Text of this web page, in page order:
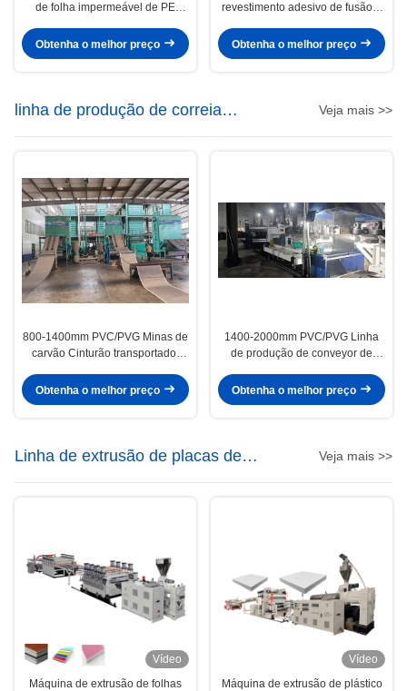
de folha impermeável de PE
parafuso único
Obtenha o melhor preço
revestimento adesivo de fusão a
revestimento de areia
Obtenha o melhor preço
linha de produção de correia
transportadora
Veja mais >>
800-1400mm PVC/PVG Minas de
carvão Cinturão transportador
de energia Minas Cinturão
transportador máquina
Obtenha o melhor preço
1400-2000mm PVC/PVG Linha
de produção de conveyor de
de mineração Voltagem 380V
Obtenha o melhor preço
Linha de extrusão de placas de
espuma de PVC
Veja mais >>
Vídeo
Máquina de extrusão de folhas
Vídeo
Máquina de extrusão de plástico